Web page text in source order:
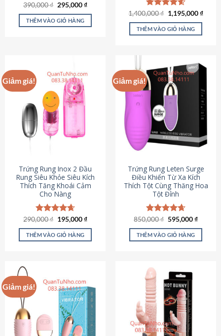
Được xếp
hạng4.90
5 sao
390,000₫ Giá
là:
390,000 ₫.
295,000₫Giá
tại
THÊM VÀO GIỎ HÀNG
Được xếp
hạng4.62
5 sao
1,400,000₫ Giá
gốc
là:
1,400,000 ₫.
1,195,000₫Giá
THÊM VÀO GIỎ HÀNG
Giảm giá!
Trứng Rung Inox 2 Đầu
Rung Siêu Khỏe Siêu Kích
Thích Tăng Khoái Cảm
Cho Nàng
Được xếp
hạng4.64
5 sao
290,000₫ Giá
là:
290,000 ₫.
195,000₫Giá
tại
THÊM VÀO GIỎ HÀNG
Giảm giá!
Trứng Rung Leten Surge
Điều Khiển Từ Xa Kích
Thích Tột Cùng Thăng Hoa
Tột Đỉnh
Được xếp
hạng4.69
5 sao
850,000₫ Giá
là:
850,000 ₫.
595,000₫Giá
tại
THÊM VÀO GIỎ HÀNG
Giảm giá!